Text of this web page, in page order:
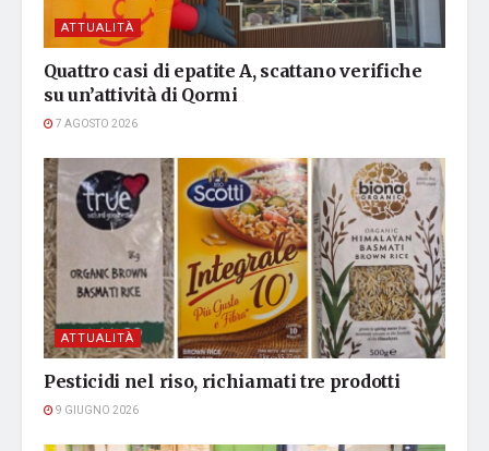
ATTUALITÀ
Quattro casi di epatite A, scattano verifiche
su un’attività di Qormi
7 AGOSTO 2026
ATTUALITÀ
Pesticidi nel riso, richiamati tre prodotti
9 GIUGNO 2026